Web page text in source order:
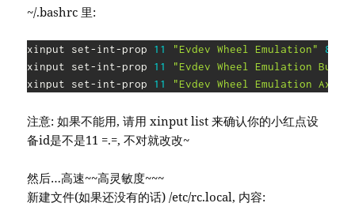
~/.bashrc 里:
xinput set-int-prop 11 "Evdev Wheel Emulation" 8
xinput set-int-prop 11
"Evdev Wheel Emulation
xinput set-int-prop 11 "Evdev Wheel Emulation Axes"
注意: 如果不能用, 请用 xinput list 来确认你的小红点设
备id是不是11 =.=, 不对就改改~
然后…高速~~高灵敏度~~~
新建文件(如果还没有的话) /etc/rc.local, 内容: